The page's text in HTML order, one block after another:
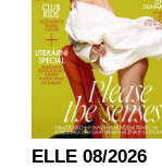
ELLE 08/2026